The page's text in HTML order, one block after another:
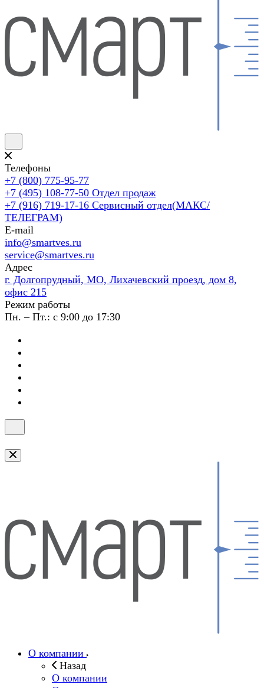
Телефоны
+7 (800) 775-95-77
+7 (495) 108-77-50 Отдел продаж
+7 (916) 719-17-16 Сервисный отдел(МАКС/
ТЕЛЕГРАМ)
E-mail
info@smartves.ru
service@smartves.ru
Адрес
г. Долгопрудный, МО, Лихачевский проезд, дом 8,
офис 215
Режим работы
Пн. – Пт.: с 9:00 до 17:30
О компании
Назад
О компании